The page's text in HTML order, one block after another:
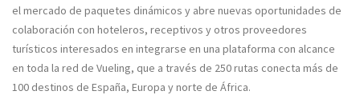
el mercado de paquetes dinámicos y abre nuevas oportunidades de
colaboración con hoteleros, receptivos y otros proveedores
turísticos interesados en integrarse en una plataforma con alcance
en toda la red de Vueling, que a través de 250 rutas conecta más de
100 destinos de España, Europa y norte de África.